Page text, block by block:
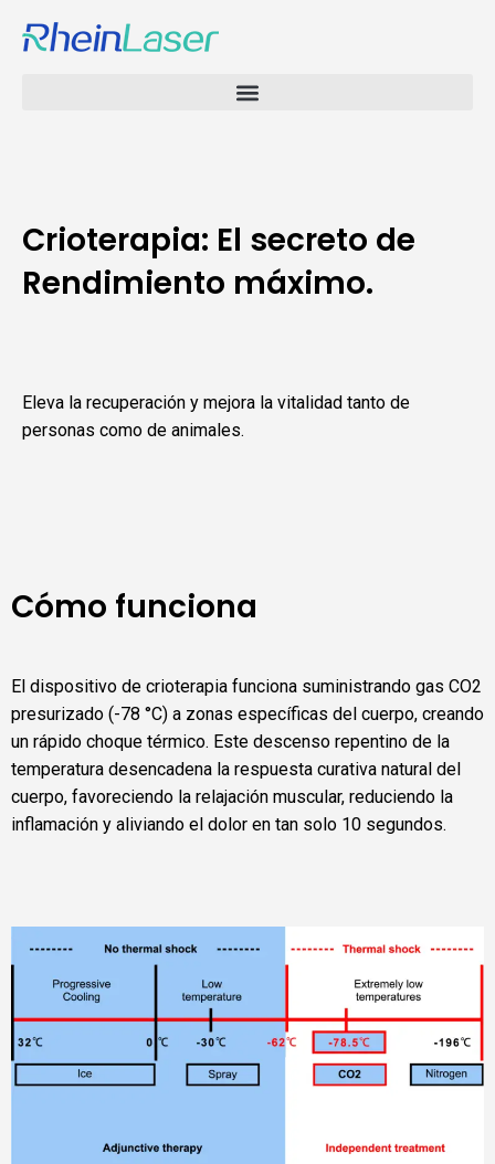
Crioterapia: El secreto de
Rendimiento máximo.
Eleva la recuperación y mejora la vitalidad tanto de
personas como de animales.
Cómo funciona
El dispositivo de crioterapia funciona suministrando gas CO2
presurizado (-78 °C) a zonas específicas del cuerpo, creando
un rápido choque térmico. Este descenso repentino de la
temperatura desencadena la respuesta curativa natural del
cuerpo, favoreciendo la relajación muscular, reduciendo la
inflamación y aliviando el dolor en tan solo 10 segundos.